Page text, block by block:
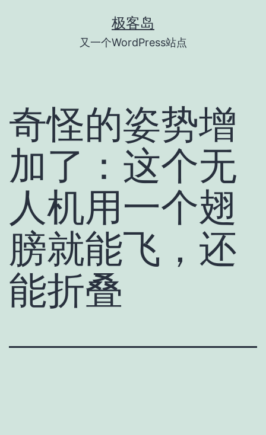
极客岛
又一个WordPress站点
奇怪的姿势增
加了：这个无
人机用一个翅
膀就能飞，还
能折叠